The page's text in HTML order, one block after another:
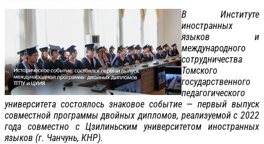
В Институте
иностранных
языков и
международного
сотрудничества
Томского
государственного
педагогического
университета состоялось знаковое событие — первый выпуск
совместной программы двойных дипломов, реализуемой с 2022
года совместно с Цзилиньским университетом иностранных
языков (г. Чанчунь, КНР).